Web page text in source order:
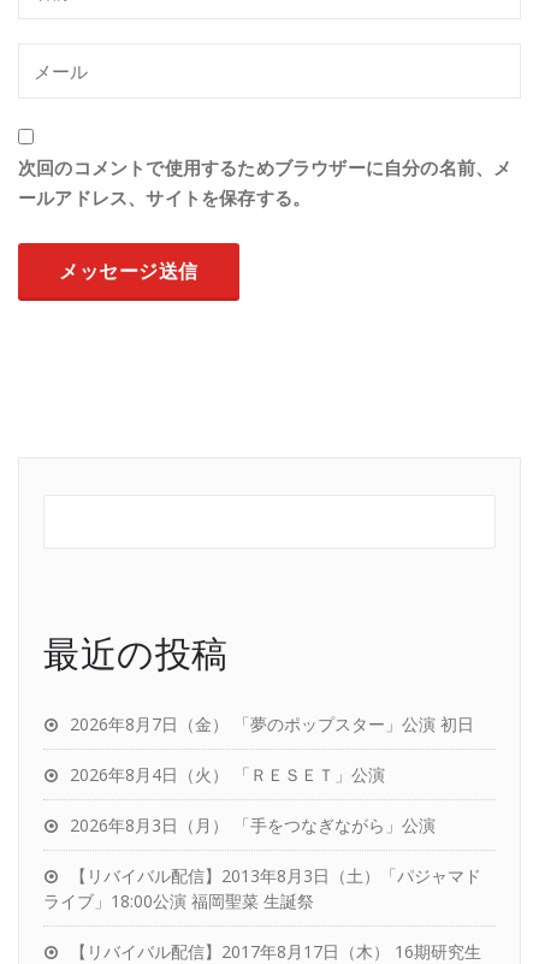
次回のコメントで使用するためブラウザーに自分の名前、メ
ールアドレス、サイトを保存する。
最近の投稿
2026年8月7日（金） 「夢のポップスター」公演 初日
2026年8月4日（火） 「ＲＥＳＥＴ」公演
2026年8月3日（月） 「手をつなぎながら」公演
【リバイバル配信】2013年8月3日（土）「パジャマド
ライブ」18:00公演 福岡聖菜 生誕祭
【リバイバル配信】2017年8月17日（木） 16期研究生